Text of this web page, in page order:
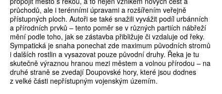
průchodů, ale i terénními úpravami a rozšířením veřejně
přístupných ploch. Autoři se také snažili vyvážit podíl urbánních
a přírodních prvků – tento poměr se v různých partiích nábřeží
mění podle toho, jak se zástavba přibližuje či vzdaluje od řeky.
Sympatická je snaha ponechat zde maximum původních stromů
i dalších rostlin a vysazovat pouze původní druhy. Řeka je tu
skutečně výraznou hranou mezi městem a volnou přírodou – na
druhé straně se zvedají Doupovské hory, které jsou dodnes
z velké části nepřístupným vojenským územím.